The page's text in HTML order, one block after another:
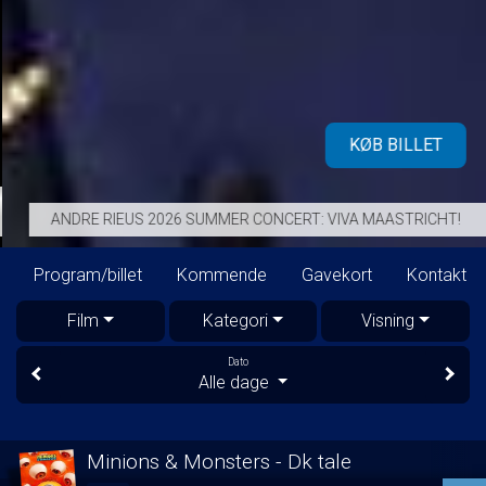
ANDRE RIEUS 2026 SUMMER CONCERT: VIVA MAASTRICHT!
KØB BILLET
Program/billet Kommende Gavekort Kontakt
Film Kategori Visning
Dato
Alle dage
Minions & Monsters - Dk tale